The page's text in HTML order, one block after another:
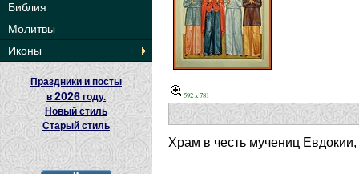
Библия
Молитвы
Иконы
Праздники и посты
в2026 году.
Новый стиль
Старый стиль
592 x 781
Храм в честь мучениц